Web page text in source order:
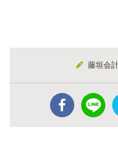
藤垣会